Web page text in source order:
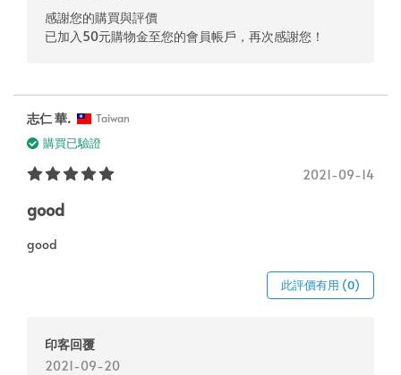
感謝您的購買與評價
已加入50元購物金至您的會員帳戶，再次感謝您！
志仁 華. Taiwan
購買已驗證
2021-09-14
good
good
此評價有用 (0)
印客回覆
2021-09-20